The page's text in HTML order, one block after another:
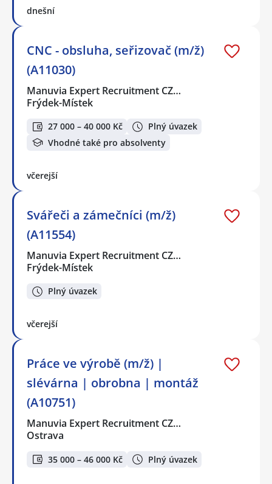
dnešní
CNC - obsluha, seřizovač (m/ž)
(A11030)
Manuvia Expert Recruitment CZ…
Frýdek-Místek
27 000 – 40 000 Kč
Plný úvazek
Vhodné také pro absolventy
včerejší
Svářeči a zámečníci (m/ž)
(A11554)
Manuvia Expert Recruitment CZ…
Frýdek-Místek
Plný úvazek
včerejší
Práce ve výrobě (m/ž) |
slévárna | obrobna | montáž
(A10751)
Manuvia Expert Recruitment CZ…
Ostrava
35 000 – 46 000 Kč Plný úvazek